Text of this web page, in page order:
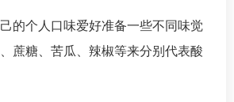
的个人口味爱好准备一些不同味觉
蔗糖、苦瓜、辣椒等来分别代表酸